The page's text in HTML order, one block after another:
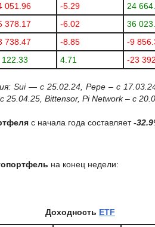
051.96 -5.29
24
378.17 -6.02
36
738.47 -8.85
-9
122.33 4.71 -23
Sui — с 25.02.24, Pepe – с
25.04.25, Bittensor, Pi Network – с
с начала года составляет-
на конец недели:
Доходность ETF